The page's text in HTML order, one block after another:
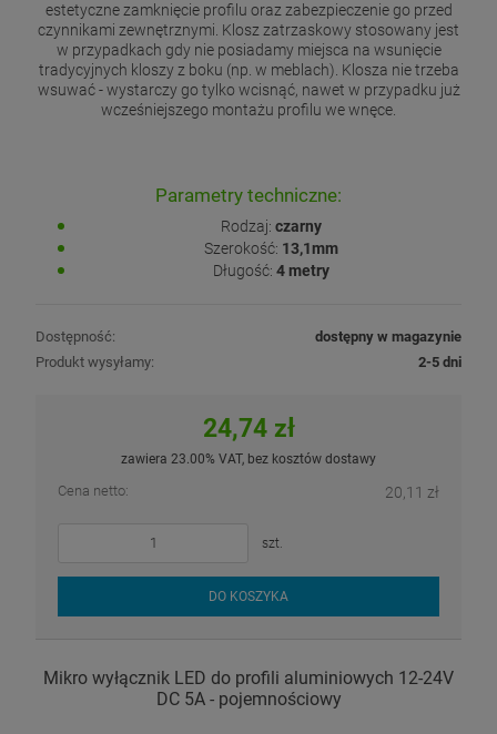
estetyczne zamknięcie profilu oraz zabezpieczenie go przed
czynnikami zewnętrznymi. Klosz zatrzaskowy stosowany jest
w przypadkach gdy nie posiadamy miejsca na wsunięcie
tradycyjnych kloszy z boku (np. w meblach). Klosza nie trzeba
wsuwać - wystarczy go tylko wcisnąć, nawet w przypadku już
wcześniejszego montażu profilu we wnęce.
Parametry techniczne:
Rodzaj: czarny
Szerokość: 13,1mm
Długość: 4 metry
Dostępność:
dostępny w magazynie
Produkt wysyłamy:
2-5 dni
24,74 zł
zawiera 23.00% VAT, bez kosztów dostawy
Cena netto: 20,11 zł
szt.
DO KOSZYKA
Mikro wyłącznik LED do profili aluminiowych 12-24V
DC 5A - pojemnościowy